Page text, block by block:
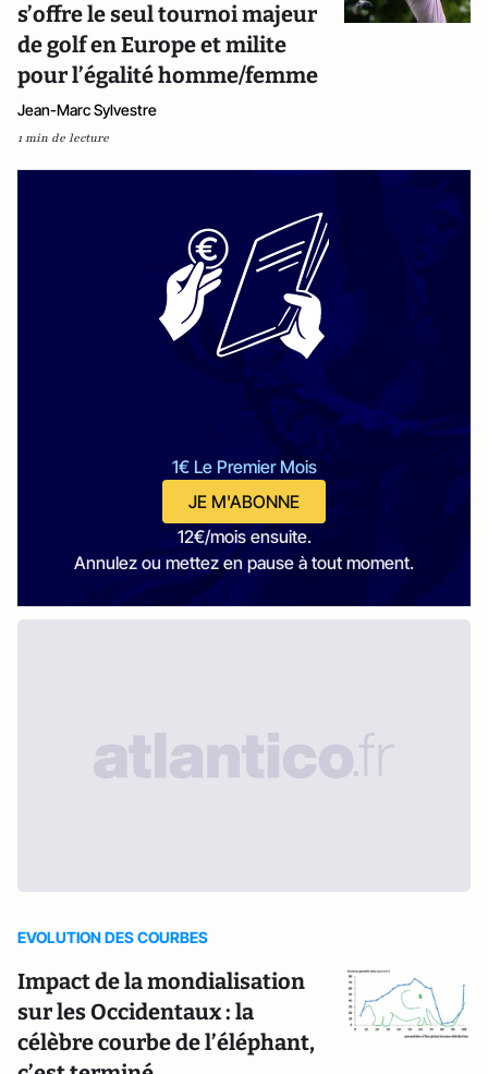
s’offre le seul tournoi majeur
de golf en Europe et milite
pour l’égalité homme/femme
Jean-Marc Sylvestre
1 min de lecture
1€ Le Premier Mois
JE M'ABONNE
12€/mois ensuite.
Annulez ou mettez en pause à tout moment.
EVOLUTION DES COURBES
Impact de la mondialisation
sur les Occidentaux : la
célèbre courbe de l’éléphant,